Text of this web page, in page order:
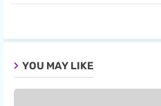
YOU MAY LIKE